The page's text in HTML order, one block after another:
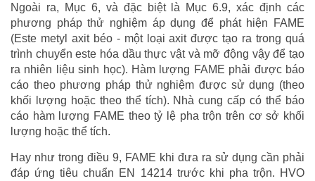
Ngoài ra, Mục 6, và đặc biệt là Mục 6.9, xác định các
phương pháp thử nghiệm áp dụng để phát hiện FAME
(Este metyl axit béo - một loại axit được tạo ra trong quá
trình chuyển este hóa dầu thực vật và mỡ động vậy để tạo
ra nhiên liệu sinh học). Hàm lượng FAME phải được báo
cáo theo phương pháp thử nghiệm được sử dụng (theo
khối lượng hoặc theo thể tích). Nhà cung cấp có thể báo
cáo hàm lượng FAME theo tỷ lệ pha trộn trên cơ sở khối
lượng hoặc thể tích.
Hay như trong điều 9, FAME khi đưa ra sử dụng cần phải
đáp ứng tiêu chuẩn EN 14214 trước khi pha trộn. HVO